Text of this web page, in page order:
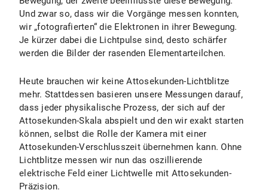
Und zwar so, dass wir die Vorgänge messen konnten,
wir „fotografierten“ die Elektronen in ihrer Bewegung.
Je kürzer dabei die Lichtpulse sind, desto schärfer
werden die Bilder der rasenden Elementarteilchen.
Heute brauchen wir keine Attosekunden-Lichtblitze
mehr. Stattdessen basieren unsere Messungen darauf,
dass jeder physikalische Prozess, der sich auf der
Attosekunden-Skala abspielt und den wir exakt starten
können, selbst die Rolle der Kamera mit einer
Attosekunden-Verschlusszeit übernehmen kann. Ohne
Lichtblitze messen wir nun das oszillierende
elektrische Feld einer Lichtwelle mit Attosekunden-
Präzision.